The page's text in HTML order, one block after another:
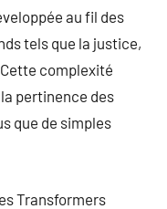
au fil des
tels que la justice,
complexité
pertinence des
que de simples
Transformers